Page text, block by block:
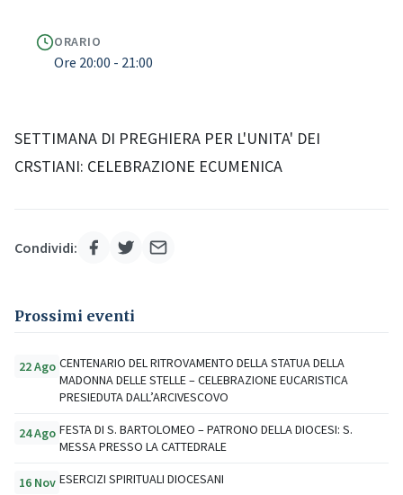
ORARIO
Ore 20:00 - 21:00
SETTIMANA DI PREGHIERA PER L'UNITA' DEI
CRSTIANI: CELEBRAZIONE ECUMENICA
Condividi:
Prossimi eventi
22 Ago CENTENARIO DEL RITROVAMENTO DELLA STATUA DELLA
MADONNA DELLE STELLE – CELEBRAZIONE EUCARISTICA
PRESIEDUTA DALL’ARCIVESCOVO
24 Ago FESTA DI S. BARTOLOMEO – PATRONO DELLA DIOCESI: S.
MESSA PRESSO LA CATTEDRALE
16 Nov ESERCIZI SPIRITUALI DIOCESANI